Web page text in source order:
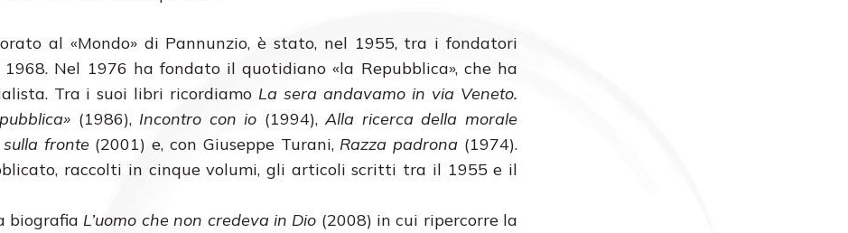
al «Mondo» di Pannunzio, è stato, nel 1955, tra i fondatori
Nel 1976 ha fondato il quotidiano «la Repubblica», che ha
Tra i suoi libri ricordiamo La sera andavamo in via Veneto.
(1986), Incontro con io (1994),Alla ricerca della morale
fronte (2001) e, con Giuseppe Turani, Razza padrona (1974).
raccolti in cinque volumi, gli articoli scritti tra il 1955 e il
biografia L’uomo che non credeva in Dio (2008) in cui ripercorre la